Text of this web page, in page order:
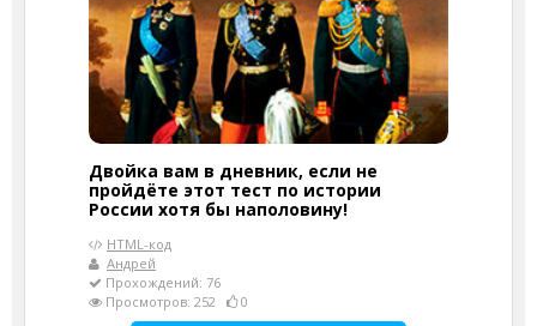
Двойка вам в дневник, если не
пройдёте этот тест по истории
России хотя бы наполовину!
HTML-код
Андрей
Прохождений: 76
Просмотров: 252
0